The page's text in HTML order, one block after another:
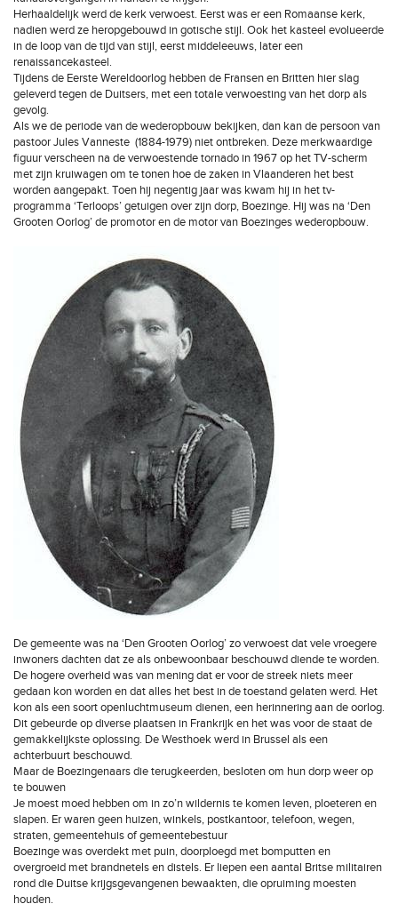
Herhaaldelijk werd de kerk verwoest. Eerst was er een Romaanse kerk,
nadien werd ze heropgebouwd in gotische stijl. Ook het kasteel evolueerde
in de loop van de tijd van stijl, eerst middeleeuws, later een
renaissancekasteel.
Tijdens de Eerste Wereldoorlog hebben de Fransen en Britten hier slag
geleverd tegen de Duitsers, met een totale verwoesting van het dorp als
gevolg.
Als we de periode van de wederopbouw bekijken, dan kan de persoon van
pastoor Jules Vanneste (1884-1979) niet ontbreken. Deze merkwaardige
figuur verscheen na de verwoestende tornado in 1967 op het TV-scherm
met zijn kruiwagen om te tonen hoe de zaken in Vlaanderen het best
worden aangepakt. Toen hij negentig jaar was kwam hij in het tv-
programma ‘Terloops’ getuigen over zijn dorp, Boezinge. Hij was na ‘Den
Grooten Oorlog’ de promotor en de motor van Boezinges wederopbouw.
De gemeente was na ‘Den Grooten Oorlog’ zo verwoest dat vele vroegere
inwoners dachten dat ze als onbewoonbaar beschouwd diende te worden.
De hogere overheid was van mening dat er voor de streek niets meer
gedaan kon worden en dat alles het best in de toestand gelaten werd. Het
kon als een soort openluchtmuseum dienen, een herinnering aan de oorlog.
Dit gebeurde op diverse plaatsen in Frankrijk en het was voor de staat de
gemakkelijkste oplossing. De Westhoek werd in Brussel als een
achterbuurt beschouwd.
Maar de Boezingenaars die terugkeerden, besloten om hun dorp weer op
te bouwen
Je moest moed hebben om in zo’n wildernis te komen leven, ploeteren en
slapen. Er waren geen huizen, winkels, postkantoor, telefoon, wegen,
straten, gemeentehuis of gemeentebestuur
Boezinge was overdekt met puin, doorploegd met bomputten en
overgroeid met brandnetels en distels. Er liepen een aantal Britse militairen
rond die Duitse krijgsgevangenen bewaakten, die opruiming moesten
houden.